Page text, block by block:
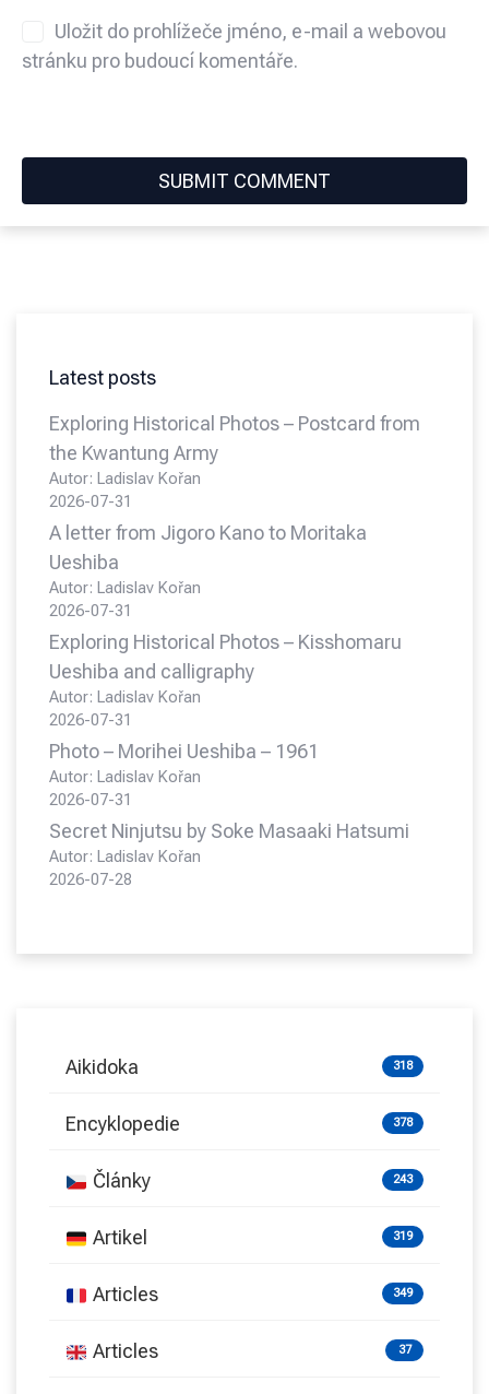
Uložit do prohlížeče jméno, e-mail a webovou
stránku pro budoucí komentáře.
Latest posts
Exploring Historical Photos – Postcard from
the Kwantung Army
Autor: Ladislav Kořan
2026-07-31
A letter from Jigoro Kano to Moritaka
Ueshiba
Autor: Ladislav Kořan
2026-07-31
Exploring Historical Photos – Kisshomaru
Ueshiba and calligraphy
Autor: Ladislav Kořan
2026-07-31
Photo – Morihei Ueshiba – 1961
Autor: Ladislav Kořan
2026-07-31
Secret Ninjutsu by Soke Masaaki Hatsumi
Autor: Ladislav Kořan
2026-07-28
Aikidoka 318
Encyklopedie 378
Články 243
Artikel 319
Articles 349
Articles 37